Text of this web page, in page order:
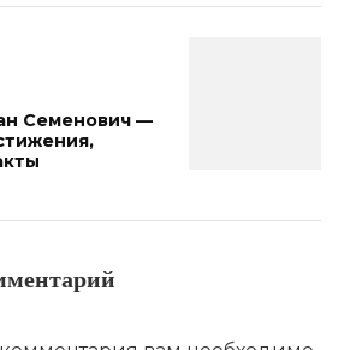
Семенович —